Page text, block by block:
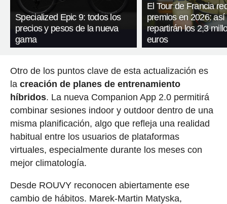
Specialized Epic 9: todos los
precios y pesos de la nueva
gama
El Tour de Francia
premios en 2026: así
repartirán los 2,3
euros
Otro de los puntos clave de esta actualización es
la creación de planes de entrenamiento
híbridos. La nueva Companion App 2.0 permitirá
combinar sesiones indoor y outdoor dentro de una
misma planificación, algo que refleja una realidad
habitual entre los usuarios de plataformas
virtuales, especialmente durante los meses con
mejor climatología.
Desde ROUVY reconocen abiertamente ese
cambio de hábitos. Marek-Martin Matyska,